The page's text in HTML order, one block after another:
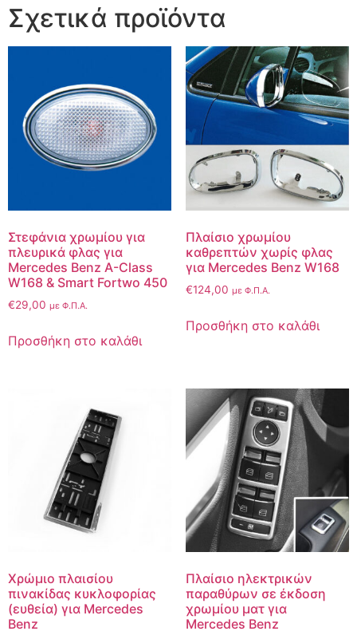
Σχετικά προϊόντα
Στεφάνια χρωμίου για
πλευρικά φλας για
Mercedes Benz A-Class
W168 & Smart Fortwo 450
€29,00 με Φ.Π.Α.
Προσθήκη στο καλάθι
Πλαίσιο χρωμίου
καθρεπτών χωρίς φλας
για Mercedes Benz W168
€124,00 με Φ.Π.Α.
Προσθήκη στο καλάθι
Χρώμιο πλαισίου
πινακίδας κυκλοφορίας
(ευθεία) για Mercedes
Benz
Πλαίσιο ηλεκτρικών
παραθύρων σε έκδοση
χρωμίου ματ για
Mercedes Benz